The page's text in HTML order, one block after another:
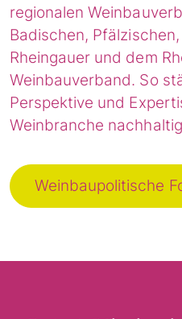
regionalen
Badischen,
Rheingauer und dem
Weinbauverband. So
Perspektive und
Weinbranche
Weinbaupolitische